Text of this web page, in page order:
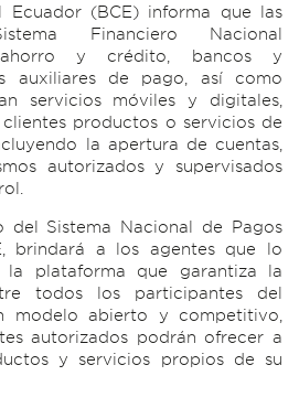
Ecuador (BCE) informa que las
Financiero Nacional
y crédito, bancos y
auxiliares de pago, así como
servicios móviles y digitales,
productos o servicios de
la apertura de cuentas,
autorizados y supervisados
del Sistema Nacional de Pagos
brindará a los agentes que lo
plataforma que garantiza la
todos los participantes del
modelo abierto y competitivo,
autorizados podrán ofrecer a
y servicios propios de su